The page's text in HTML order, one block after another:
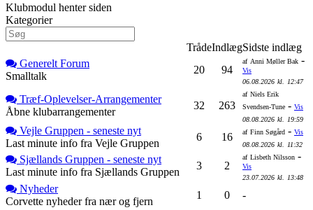
Klubmodul henter siden
Kategorier
TrådeIndlægSidste indlæg
Generelt Forum
Smalltalk
20 94
af Anni Møller Bak -
Vis
06.08.2026 kl. 12:47
Træf-Oplevelser-Arrangementer
Åbne klubarrangementer
32 263
af Niels Erik
Svendsen-Tune - Vis
08.08.2026 kl. 19:59
Vejle Gruppen - seneste nyt
Last minute info fra Vejle Gruppen
6 16 af Finn Søgård - Vis
08.08.2026 kl. 11:32
Sjællands Gruppen - seneste nyt
Last minute info fra Sjællands Gruppen
3 2
af Lisbeth Nilsson -
Vis
23.07.2026 kl. 13:48
Nyheder
Corvette nyheder fra nær og fjern
1 0 -